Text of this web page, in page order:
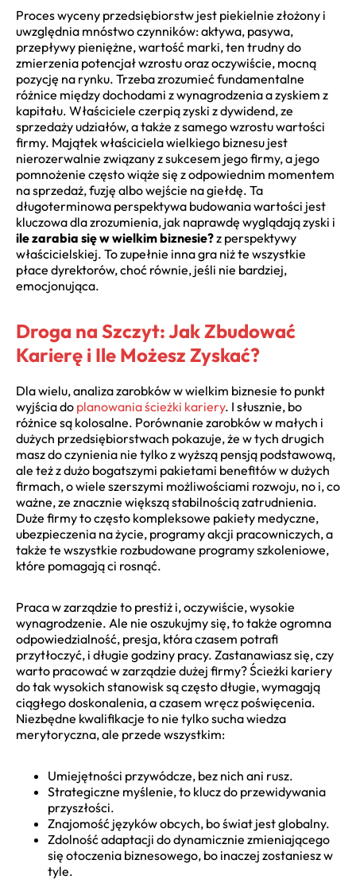
Proces wyceny przedsiębiorstw jest piekielnie złożony i
uwzględnia mnóstwo czynników: aktywa, pasywa,
przepływy pieniężne, wartość marki, ten trudny do
zmierzenia potencjał wzrostu oraz oczywiście, mocną
pozycję na rynku. Trzeba zrozumieć fundamentalne
różnice między dochodami z wynagrodzenia a zyskiem z
kapitału. Właściciele czerpią zyski z dywidend, ze
sprzedaży udziałów, a także z samego wzrostu wartości
firmy. Majątek właściciela wielkiego biznesu jest
nierozerwalnie związany z sukcesem jego firmy, a jego
pomnożenie często wiąże się z odpowiednim momentem
na sprzedaż, fuzję albo wejście na giełdę. Ta
długoterminowa perspektywa budowania wartości jest
kluczowa dla zrozumienia, jak naprawdę wyglądają zyski i
ile zarabia się w wielkim biznesie?z perspektywy
właścicielskiej. To zupełnie inna gra niż te wszystkie
płace dyrektorów, choć równie, jeśli nie bardziej,
emocjonująca.
Droga na Szczyt: Jak Zbudować
Karierę i Ile Możesz Zyskać?
Dla wielu, analiza zarobków w wielkim biznesie to punkt
wyjścia do planowania ścieżki kariery. I słusznie, bo
różnice są kolosalne. Porównanie zarobków w małych i
dużych przedsiębiorstwach pokazuje, że w tych drugich
masz do czynienia nie tylko z wyższą pensją podstawową,
ale też z dużo bogatszymi pakietami benefitów w dużych
firmach, o wiele szerszymi możliwościami rozwoju, no i, co
ważne, ze znacznie większą stabilnością zatrudnienia.
Duże firmy to często kompleksowe pakiety medyczne,
ubezpieczenia na życie, programy akcji pracowniczych, a
także te wszystkie rozbudowane programy szkoleniowe,
które pomagają ci rosnąć.
Praca w zarządzie to prestiż i, oczywiście, wysokie
wynagrodzenie. Ale nie oszukujmy się, to także ogromna
odpowiedzialność, presja, która czasem potrafi
przytłoczyć, i długie godziny pracy. Zastanawiasz się, czy
warto pracować w zarządzie dużej firmy? Ścieżki kariery
do tak wysokich stanowisk są często długie, wymagają
ciągłego doskonalenia, a czasem wręcz poświęcenia.
Niezbędne kwalifikacje to nie tylko sucha wiedza
merytoryczna, ale przede wszystkim:
Umiejętności przywódcze, bez nich ani rusz.
Strategiczne myślenie, to klucz do przewidywania
przyszłości.
Znajomość języków obcych, bo świat jest globalny.
Zdolność adaptacji do dynamicznie zmieniającego
się otoczenia biznesowego, bo inaczej zostaniesz w
tyle.